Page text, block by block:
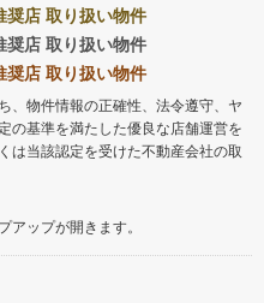
奨店 取り扱い物件
奨店 取り扱い物件
奨店 取り扱い物件
、物件情報の正確性、法令遵守、ヤ
の基準を満たした優良な店舗運営を
は当該認定を受けた不動産会社の取
ップが開きます。